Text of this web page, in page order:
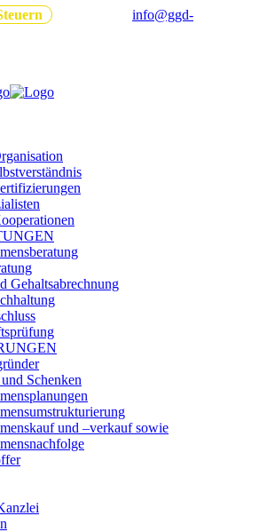
info@ggd-
Gehaltsabrechnung
Schenken
und –verkauf sowie